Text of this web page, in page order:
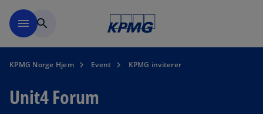
menu search
KPMG Norge Hjem Event KPMG inviterer
Unit4 Forum